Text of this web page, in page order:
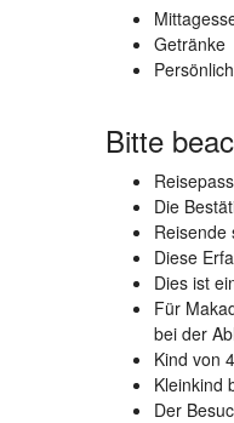
Getränke
Bitte
Die
Reisende
Diese
Dies ist
Für
bei der
Kind von
Kleinkind
Der